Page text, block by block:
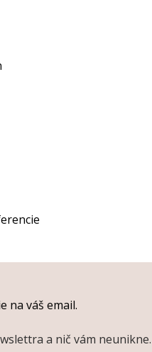
na váš email.
a nič vám neunikne.